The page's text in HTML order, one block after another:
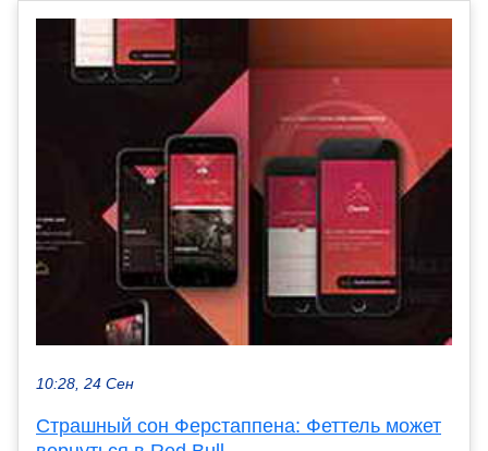
10:28, 24 Сен
Страшный сон Ферстаппена: Феттель может